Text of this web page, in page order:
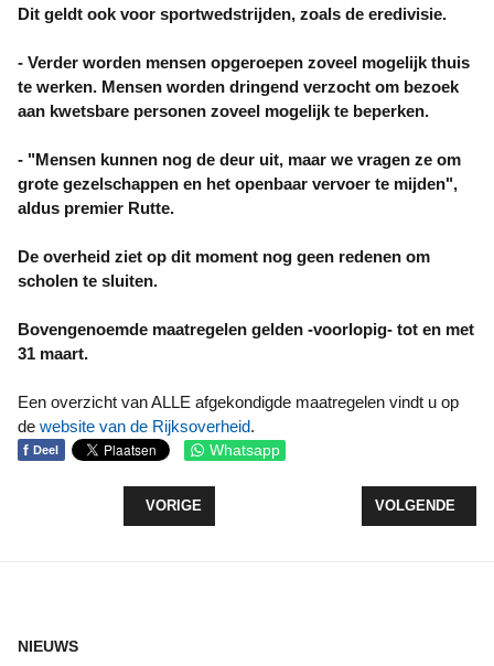
Dit geldt ook voor sportwedstrijden, zoals de eredivisie.
- Verder worden mensen opgeroepen zoveel mogelijk thuis
te werken. Mensen worden dringend verzocht om bezoek
aan kwetsbare personen zoveel mogelijk te beperken.
- "Mensen kunnen nog de deur uit, maar we vragen ze om
grote gezelschappen en het openbaar vervoer te mijden",
aldus premier Rutte.
De overheid ziet op dit moment nog geen redenen om
scholen te sluiten.
Bovengenoemde maatregelen gelden -voorlopig- tot en met
31 maart.
Een overzicht van ALLE afgekondigde maatregelen vindt u op
de website van de Rijksoverheid.
f Deel Whatsapp
VORIG ARTIKEL: MEDEWERKERS ST JANSDAL
VORIGE VOLGENDE
VOLGENDE
NIEUWS